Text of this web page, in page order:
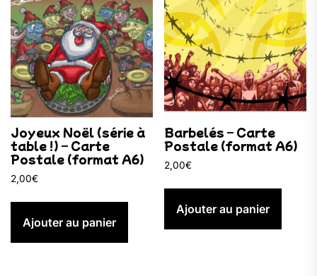
Joyeux Noël (série à
table !) – Carte
Postale (format A6)
2,00€
Ajouter au panier
Barbelés – Carte
Postale (format A6)
2,00€
Ajouter au panier